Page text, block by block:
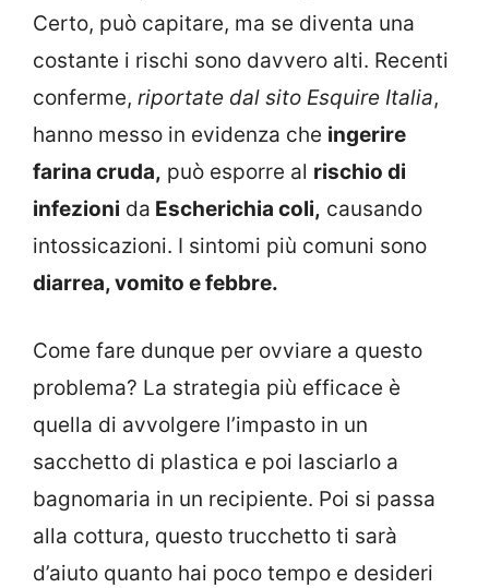
Certo, può capitare, ma se diventa una
costante i rischi sono davvero alti. Recenti
conferme, riportate dal sito Esquire Italia,
hanno messo in evidenza che ingerire
farina cruda, può esporre al rischio di
infezioni da Escherichia coli, causando
intossicazioni. I sintomi più comuni sono
diarrea, vomito e febbre.
Come fare dunque per ovviare a questo
problema? La strategia più efficace è
quella di avvolgere l’impasto in un
sacchetto di plastica e poi lasciarlo a
bagnomaria in un recipiente. Poi si passa
alla cottura, questo trucchetto ti sarà
d’aiuto quanto hai poco tempo e desideri